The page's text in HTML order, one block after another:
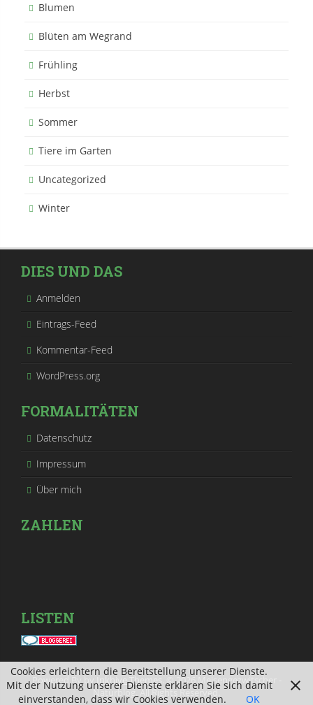
Blumen
Blüten am Wegrand
Frühling
Herbst
Sommer
Tiere im Garten
Uncategorized
Winter
DIES UND DAS
Anmelden
Eintrags-Feed
Kommentar-Feed
WordPress.org
FORMALITÄTEN
Datenschutz
Impressum
Über mich
ZAHLEN
LISTEN
Powered By by Inkhive Themes
. © 2026 Meisengezwitscher -
Naturblog. All Rights Reserved.
Cookies erleichtern die Bereitstellung unserer Dienste.
Mit der Nutzung unserer Dienste erklären Sie sich damit
einverstanden, dass wir Cookies verwenden.
OK